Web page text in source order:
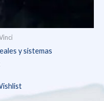
y sistemas